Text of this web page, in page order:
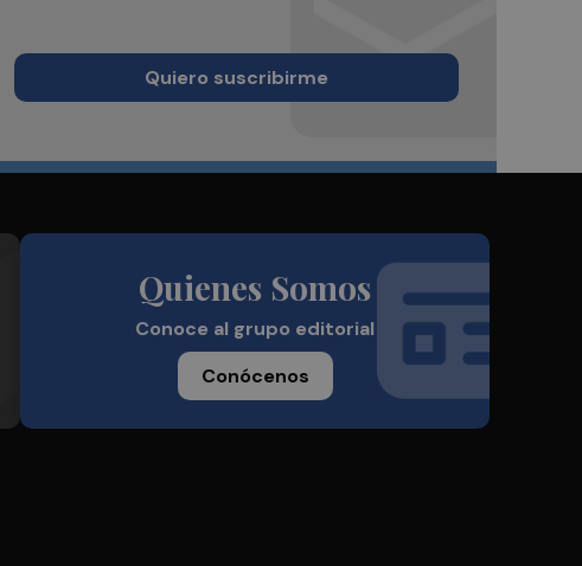
Quiero suscribirme
Quienes Somos
Conoce al grupo editorial
Conócenos